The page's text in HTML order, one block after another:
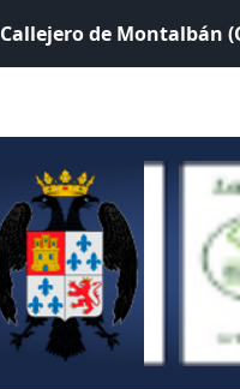
Callejero de Montalbán